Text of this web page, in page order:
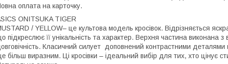
оплата на карточку.
ONITSUKA TIGER
/ YELLOW– це культова модель кросівок. Відрізняється
підкреслює її унікальність та характер. Верхня частина виконана з
Класичний силует доповнений контрастними деталями
більш виразним. Ці кросівки – ідеальний вибір для тих, хто цінує